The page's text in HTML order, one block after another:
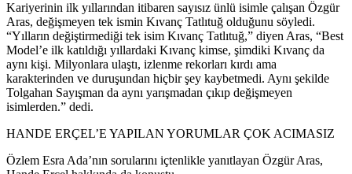
Kariyerinin ilk yıllarından itibaren sayısız ünlü isimle çalışan Özgür
Aras, değişmeyen tek ismin Kıvanç Tatlıtuğ olduğunu söyledi.
“Yılların değiştirmediği tek isim Kıvanç Tatlıtuğ,” diyen Aras, “Best
Model’e ilk katıldığı yıllardaki Kıvanç kimse, şimdiki Kıvanç da
aynı kişi. Milyonlara ulaştı, izlenme rekorları kırdı ama
karakterinden ve duruşundan hiçbir şey kaybetmedi. Aynı şekilde
Tolgahan Sayışman da aynı yarışmadan çıkıp değişmeyen
isimlerden.” dedi.
HANDE ERÇEL’E YAPILAN YORUMLAR ÇOK ACIMASIZ
Özlem Esra Ada’nın sorularını içtenlikle yanıtlayan Özgür Aras,